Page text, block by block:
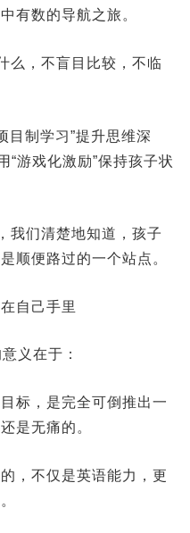
有数的导航之旅。
么，不盲目比较，不临
目制学习”提升思维深
“游戏化激励”保持孩子状
我们清楚地知道，孩子
顺便路过的一个站点。
自己手里
义在于：
标，是完全可倒推出一
是无痛的。
，不仅是英语能力，更